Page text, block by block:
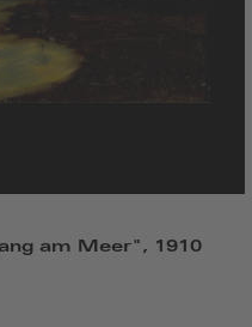
am Meer", 1910